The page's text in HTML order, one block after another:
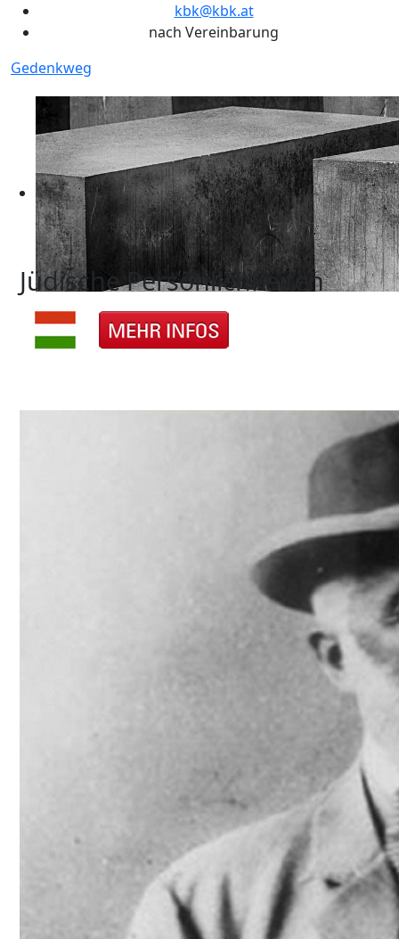
kbk@kbk.at
nach Vereinbarung
Gedenkweg
Jüdische Persönlichkeiten